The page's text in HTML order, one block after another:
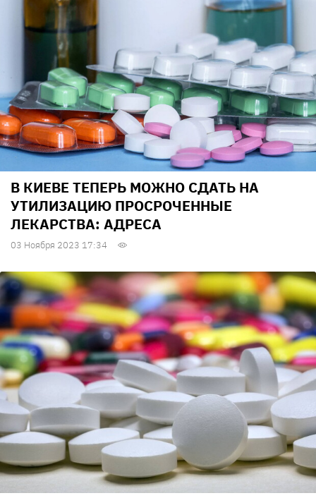
В КИЕВЕ ТЕПЕРЬ МОЖНО СДАТЬ НА
УТИЛИЗАЦИЮ ПРОСРОЧЕННЫЕ
ЛЕКАРСТВА: АДРЕСА
03 Ноября 2023 17:34